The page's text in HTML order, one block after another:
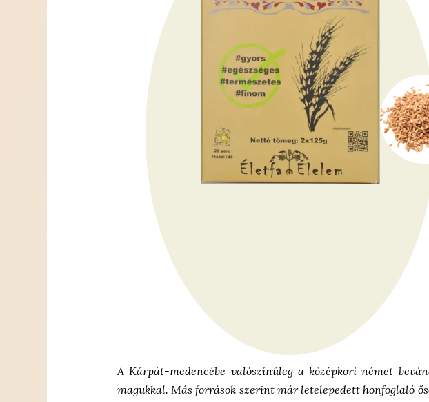
A Kárpát-medencébe valószínűleg a középkori német
magukkal. Más források szerint már letelepedett honfoglaló